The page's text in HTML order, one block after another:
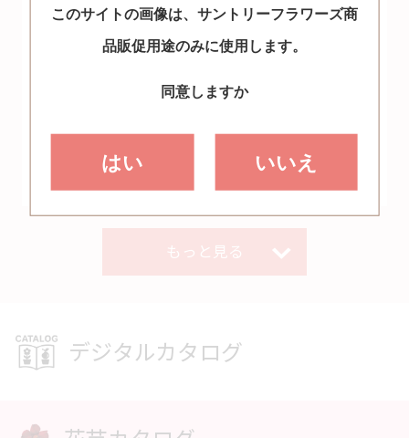
画像ページ 画像ページ
もっと見る
デジタルカタログ
このサイトの画像は、 サントリーフラワーズ商
品販促用途のみに使用します。
同意しますか
はい いいえ